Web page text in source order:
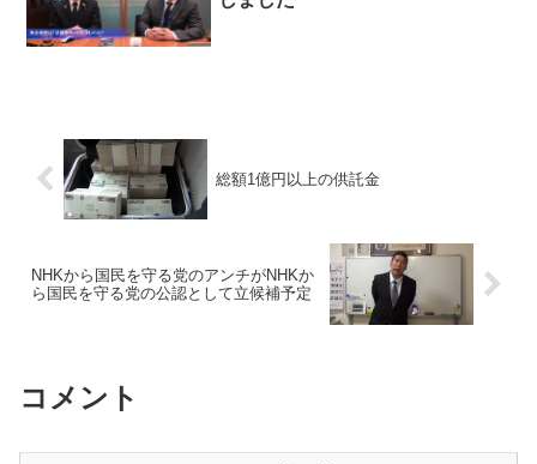
総額1億円以上の供託金
NHKから国民を守る党のアンチがNHKか
ら国民を守る党の公認として立候補予定
コメント